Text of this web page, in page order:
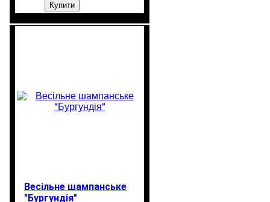
Купити
Весільне шампанське
"Бургундія"